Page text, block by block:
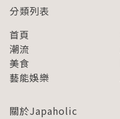
分類列表
首頁
潮流
美食
藝能娛樂
關於Japaholic